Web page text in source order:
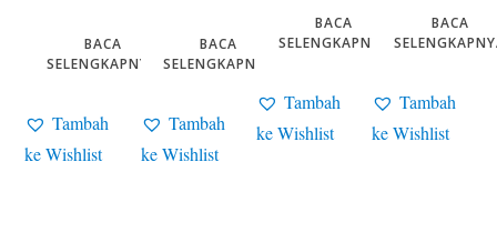
BACA
SELENGKAPNYA
Tambah
ke Wishlist
BACA
SELENGKAPNYA
Tambah
ke Wishlist
BACA
SELENGKAPNYA
Tambah
ke Wishlist
BACA
Tambah
ke Wishlist